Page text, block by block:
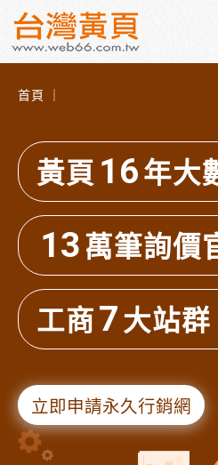
首頁 ｜
黃頁 16年大
13萬筆詢價
工商7大站群
立即申請永久行銷網